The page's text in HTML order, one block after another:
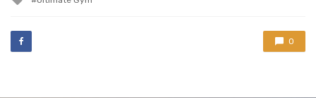
0